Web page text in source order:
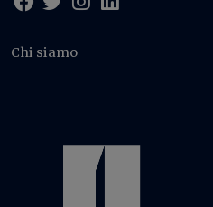
Chi siamo